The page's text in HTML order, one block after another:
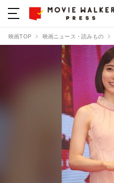
映画TOP 映画ニュース・読みもの